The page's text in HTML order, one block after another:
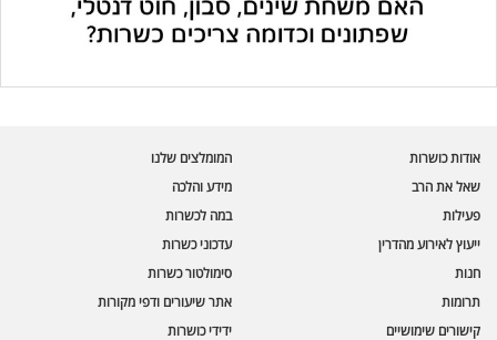
אודות כושרות
שאל את הרב
פעילות
ייעוץ לאירוע מהדרין
המומלצים שלנו
מידע והלכה
במה לכשרות
עדכוני כשרות
חנות
תרומות
קישורים שימושיים
סימולטור כשרות
אתר שיעורים ודפי מקורות
ידידי כושרות
🪲 בדיקת חרקים
מספר כושרות ומאמרי האתר